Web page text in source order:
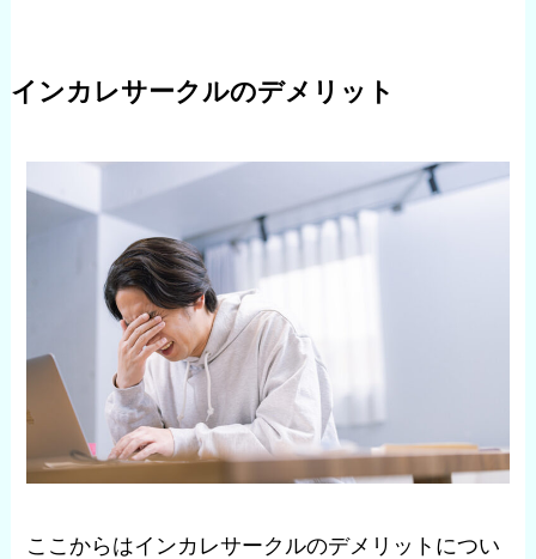
インカレサークルのデメリット
ここからはインカレサークルのデメリットについ